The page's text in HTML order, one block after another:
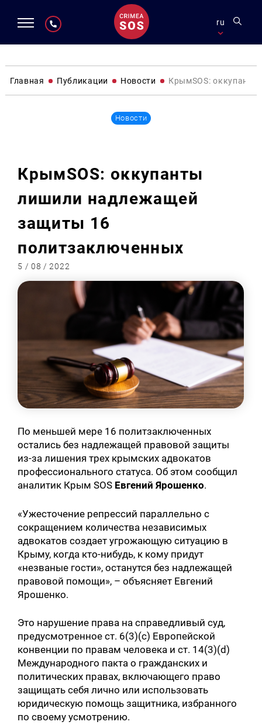
ru
Главная Публикации Новости КрымSOS:
Новости
КрымSOS: оккупанты
лишили надлежащей
защиты 16
политзаключенных
5 / 08 / 2022
По меньшей мере 16 политзаключенных
остались без надлежащей правовой защиты
из-за лишения трех крымских адвокатов
профессионального статуса. Об этом сообщил
аналитик Крым SOS Евгений Ярошенко.
«Ужесточение репрессий параллельно с
сокращением количества независимых
адвокатов создает угрожающую ситуацию в
Крыму, когда кто-нибудь, к кому придут
«незваные гости», останутся без надлежащей
правовой помощи», – объясняет Евгений
Ярошенко.
Это нарушение права на справедливый суд,
предусмотренное ст. 6(3)(c) Европейской
конвенции по правам человека и ст. 14(3)(d)
Международного пакта о гражданских и
политических правах, включающего право
защищать себя лично или использовать
юридическую помощь защитника, избранного
по своему усмотрению.